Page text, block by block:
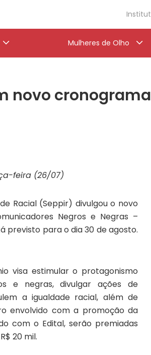
Mulheres de Olho
novo cronograma
feira (26/07)
Racial (Seppir) divulgou o novo
Negros e Negras –
previsto para o dia 30 de agosto.
visa estimular o protagonismo
e negras, divulgar ações de
a igualdade racial, além de
envolvido com a promoção da
com o Edital, serão premiadas
20 mil.